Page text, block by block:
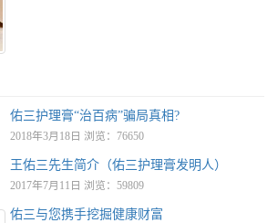
佑三护理膏“治百病”骗局真相?
2018年3月18日 浏览：76650
王佑三先生简介（佑三护理膏发明人）
2017年7月11日 浏览：59809
佑三与您携手挖掘健康财富